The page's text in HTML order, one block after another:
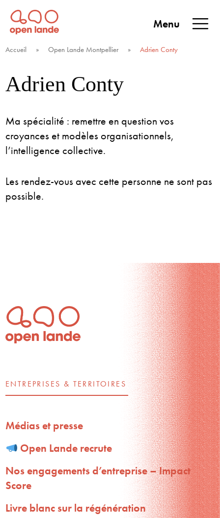
Aller
directement
au
contenu
TERRITOIRES
Open Lande
Entreprises & territoires
Menu
Accueil » Open Lande Montpellier » Adrien Conty
Adrien Conty
Ma spécialité : remettre en question vos
croyances et modèles organisationnels,
l’intelligence collective.
Les rendez-vous avec cette personne ne sont pas
possible.
ENTREPRISES & TERRITOIRES
Médias et presse
Open Lande recrute
Nos engagements d’entreprise – Impact
Score
Livre blanc sur la régénération